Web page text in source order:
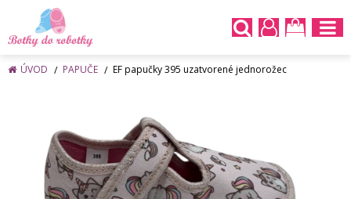
ÚVOD PAPUČE EF papučky 395 uzatvorené jednorožec